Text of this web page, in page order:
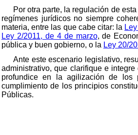
Por otra parte, la regulación de
regímenes jurídicos no siempre
materia, entre las que cabe citar: la
Ley 2/2011, de 4 de marzo, de
pública y buen gobierno, o la Ley 20/
Ante este escenario legislativo,
administrativo, que clarifique e
profundice en la agilización de los
cumplimiento de los principios
Públicas.